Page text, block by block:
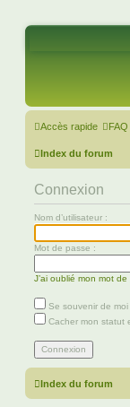
Accès rapide FAQ
Index du forum
Connexion
Nom d’utilisateur :
Mot de passe :
J’ai oublié mon mot de
Se souvenir de moi
Cacher mon statut
Index du forum